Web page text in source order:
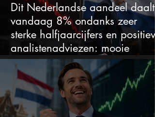
Dit Nederlandse aandeel daalt
vandaag 8% ondanks zeer
sterke halfjaarcijfers en positieve
analistenadviezen: mooie
koopkans?